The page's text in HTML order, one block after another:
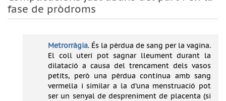
fase de pròdroms
Metrorràgia. És la pèrdua de sang per la vagina.
El coll uterí pot sagnar lleument durant la
dilatació a causa del trencament dels vasos
petits, però una pèrdua contínua amb sang
vermella i similar a la d’una menstruació pot
ser un senyal de despreniment de placenta (si